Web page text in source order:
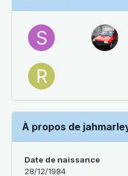
À propos de
Date de naissance
28/12/1984